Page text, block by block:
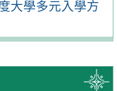
大學多元入學方